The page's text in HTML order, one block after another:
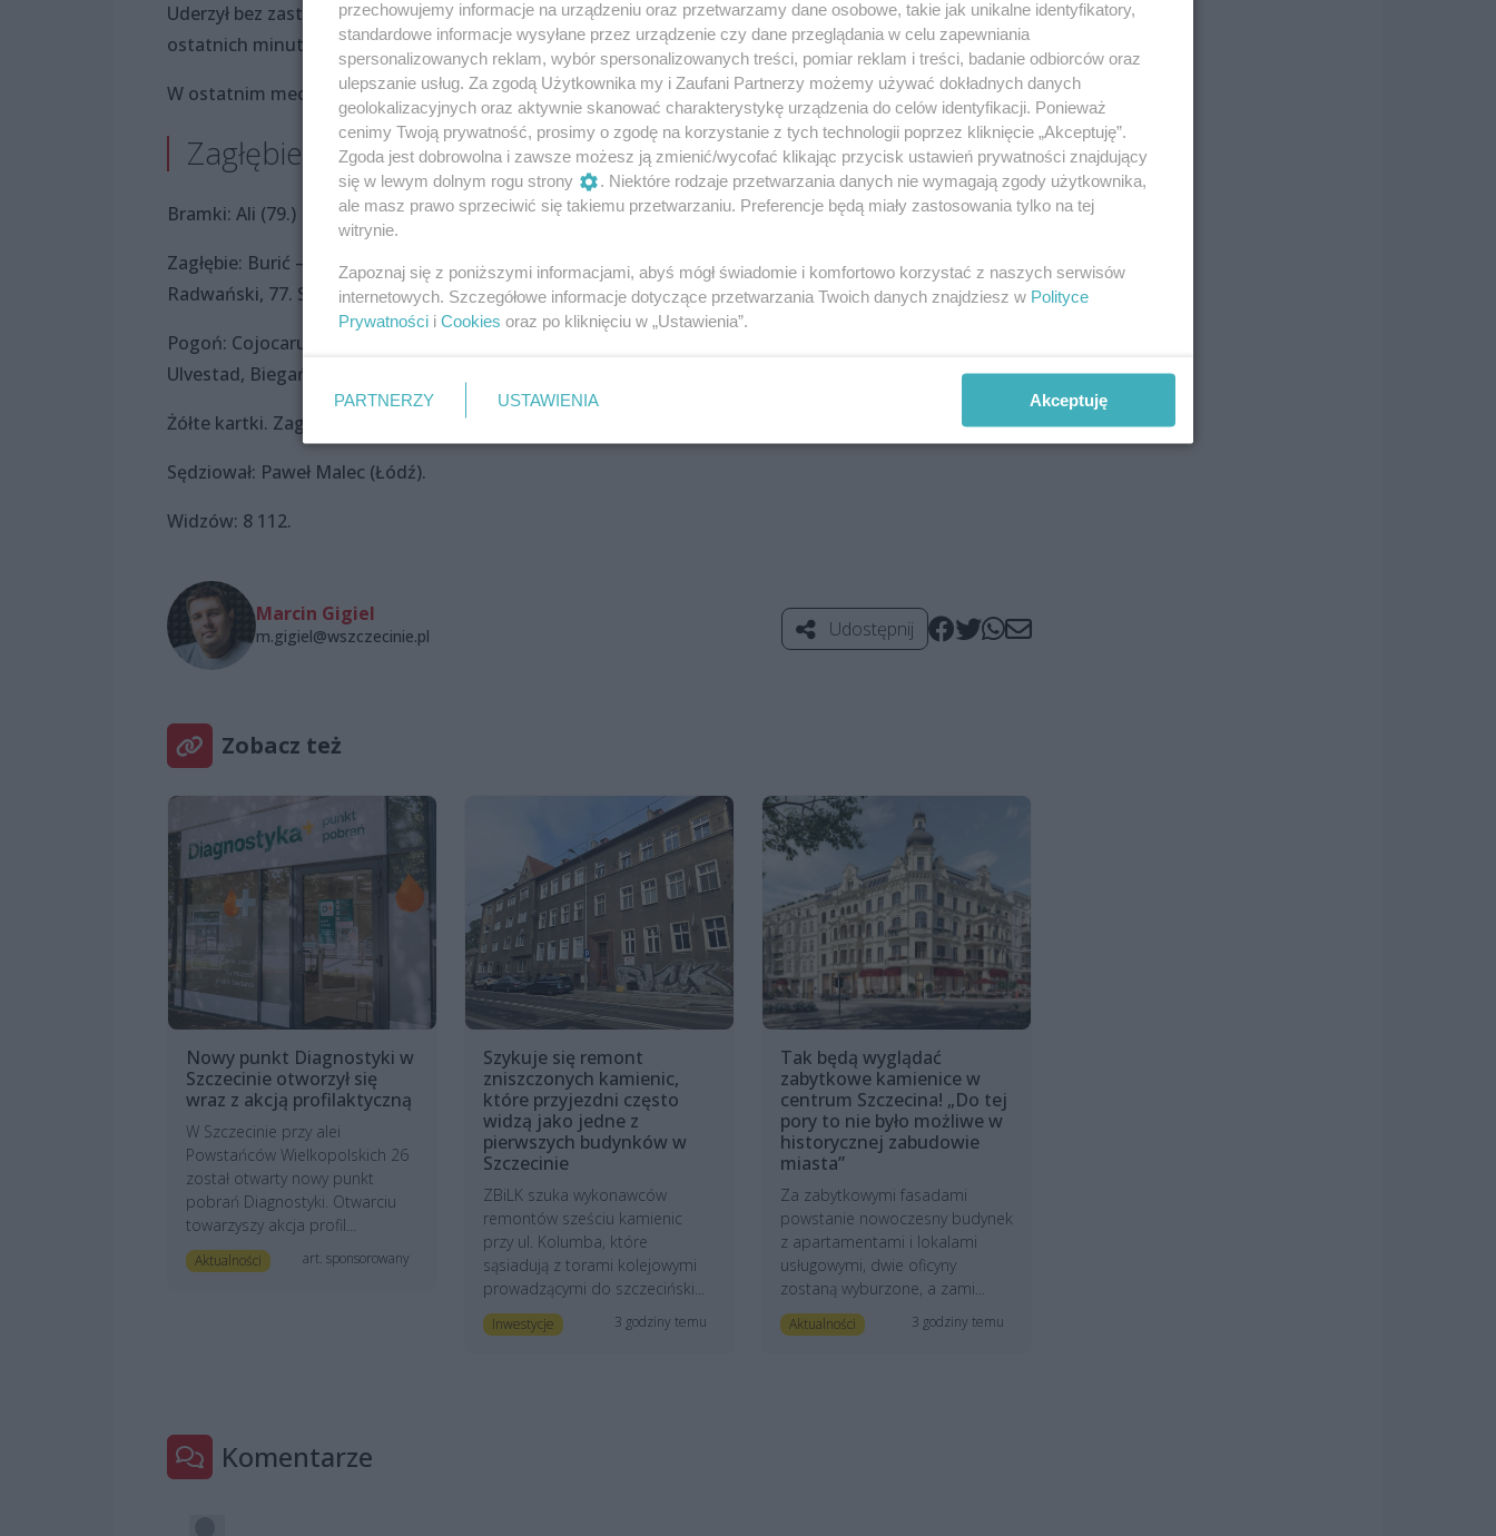
Uderzył bez zastanowienia, bardzo mocno, i w Szczecinie wielu osobom spadł kamień z serca. W
ostatnich minutach o utrzymanie korzystnego wyniku zadbał bramkarz Valentin Cojocaru.
W ostatnim meczu sezonu, w sobotę (23 maja), Portowcy podejmą GKS Katowice.
Zagłębie Lubin – Pogoń Szczecin 0:1 (0:0)
Bramki: Ali (79.)
Zagłębie: Burić – Grzybek (85. Milinarić), Kocaba, Nalepa, Michalski, Corluka – Reguła, Kolan (11.
Radwański, 77. Sypek), Dąbrowski, Kowalczyk (46. Makowski) – Kosidis (46. Szabo).
Pogoń: Cojocaru – Wahlqvist (74. Ali), Keramitsis, Szalai, Koutris (82. Borges) – Agger (87. Loncar),
Ulvestad, Biegański, Ława (87. Mendy) – Mukairu (74. Grosicki), Cuić.
Żółte kartki. Zagłębie: Szabo. Pogoń: Szalai, Ali, Cojocaru.
Sędziował: Paweł Malec (Łódź).
Widzów: 8 112.
Marcin Gigiel
m.gigiel@wszczecinie.pl Udostępnij
Zobacz też
Nowy punkt Diagnostyki w
Szczecinie otworzył się
wraz z akcją profilaktyczną
W Szczecinie przy alei
Powstańców Wielkopolskich 26
został otwarty nowy punkt
pobrań Diagnostyki. Otwarciu
towarzyszy akcja profil...
Aktualności art. sponsorowany
Szykuje się remont
zniszczonych kamienic,
które przyjezdni często
widzą jako jedne z
pierwszych budynków w
Szczecinie
ZBiLK szuka wykonawców
remontów sześciu kamienic
przy ul. Kolumba, które
sąsiadują z torami kolejowymi
prowadzącymi do szczeciński...
Inwestycje 3 godziny temu
Tak będą wyglądać
zabytkowe kamienice w
centrum Szczecina! „Do tej
pory to nie było możliwe w
historycznej zabudowie
miasta”
Za zabytkowymi fasadami
powstanie nowoczesny budynek
z apartamentami i lokalami
usługowymi, dwie oficyny
zostaną wyburzone, a zami...
Aktualności 3 godziny temu
Komentarze
przechowujemy informacje na urządzeniu oraz przetwarzamy dane osobowe, takie jak unikalne identyfikatory,
standardowe informacje wysyłane przez urządzenie czy dane przeglądania w celu zapewniania
spersonalizowanych reklam, wybór spersonalizowanych treści, pomiar reklam i treści, badanie odbiorców oraz
ulepszanie usług. Za zgodą Użytkownika my i Zaufani Partnerzy możemy używać dokładnych danych
geolokalizacyjnych oraz aktywnie skanować charakterystykę urządzenia do celów identyfikacji. Ponieważ
cenimy Twoją prywatność, prosimy o zgodę na korzystanie z tych technologii poprzez kliknięcie „Akceptuję”.
Zgoda jest dobrowolna i zawsze możesz ją zmienić/wycofać klikając przycisk ustawień prywatności znajdujący
się w lewym dolnym rogu strony
. Niektóre rodzaje przetwarzania danych nie wymagają zgody użytkownika,
ale masz prawo sprzeciwić się takiemu przetwarzaniu. Preferencje będą miały zastosowania tylko na tej
witrynie.
Zapoznaj się z poniższymi informacjami, abyś mógł świadomie i komfortowo korzystać z naszych serwisów
internetowych. Szczegółowe informacje dotyczące przetwarzania Twoich danych znajdziesz w Polityce
Prywatności i Cookies oraz po kliknięciu w „Ustawienia”.
PARTNERZY USTAWIENIA Akceptuję